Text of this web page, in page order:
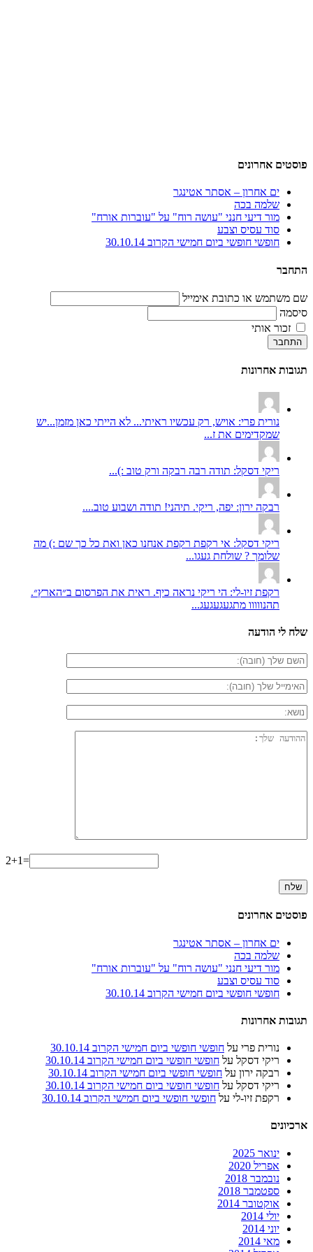
פוסטים אחרונים
ים אחרון – אסתר אטינגר
שלמה בכה
מור דיעי חנני "עושה רוח" על "עוברות אורח"
סוד עסיס וצבע
חופשי חופשי ביום חמישי הקרוב 30.10.14
התחבר
שם משתמש או כתובת אימייל
סיסמה
זכור אותי
התחבר
תגובות אחרונות
נורית פרי: אויש, רק עכשיו ראיתי... לא הייתי כאן מזמן...יש
שמקדימים את ז...
ריקי דסקל: תודה רבה רבקה ורק טוב :)...
רבקה ירון: יפה, ריקי. תיהני! תודה ושבוע טוב....
ריקי דסקל: אי רקפת רקפת אנחנו כאן ואת כל כך שם :) מה
שלומך ? שולחת געגו...
רקפת זיו-לי: הי ריקי נראה כיף. ראית את הפרסום ב״הארץ״.
תהנווווו מתגעגעגעג...
שלח לי הודעה
2+1=
פוסטים אחרונים
ים אחרון – אסתר אטינגר
שלמה בכה
מור דיעי חנני "עושה רוח" על "עוברות אורח"
סוד עסיס וצבע
חופשי חופשי ביום חמישי הקרוב 30.10.14
תגובות אחרונות
נורית פרי על חופשי חופשי ביום חמישי הקרוב 30.10.14
ריקי דסקל על חופשי חופשי ביום חמישי הקרוב 30.10.14
רבקה ירון על חופשי חופשי ביום חמישי הקרוב 30.10.14
ריקי דסקל על חופשי חופשי ביום חמישי הקרוב 30.10.14
רקפת זיו-לי על חופשי חופשי ביום חמישי הקרוב 30.10.14
ארכיונים
ינואר 2025
אפריל 2020
נובמבר 2018
ספטמבר 2018
אוקטובר 2014
יולי 2014
יוני 2014
מאי 2014